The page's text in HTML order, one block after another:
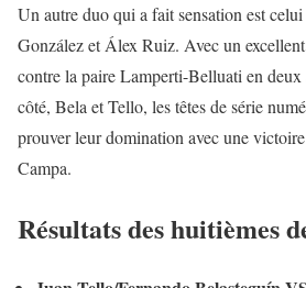
Un autre duo qui a fait sensation est
González et Álex Ruiz. Avec un
contre la paire Lamperti-Belluati en
côté, Bela et Tello, les têtes de série
prouver leur domination avec une
Campa.
Résultats des huitièmes